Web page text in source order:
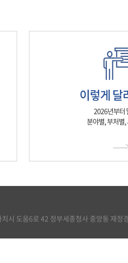
이렇게 달
2026년부터
분야별, 부처별
시 도움6로 42 정부세종청사 중앙동 재